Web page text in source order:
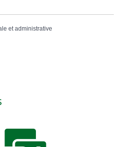
et administrative